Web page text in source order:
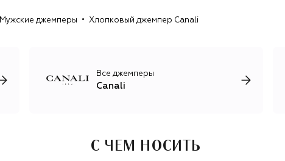
Мужские джемперы Хлопковый джемпер Canali
Все джемперы
Canali
С ЧЕМ НОСИТЬ